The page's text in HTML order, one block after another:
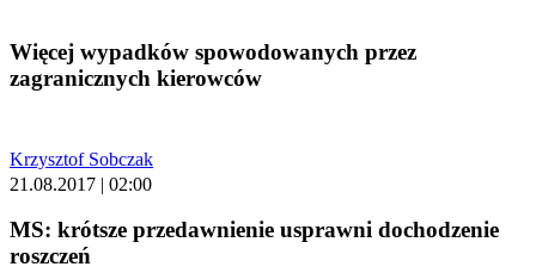
Więcej wypadków spowodowanych przez
zagranicznych kierowców
Krzysztof Sobczak
21.08.2017 | 02:00
MS: krótsze przedawnienie usprawni dochodzenie
roszczeń